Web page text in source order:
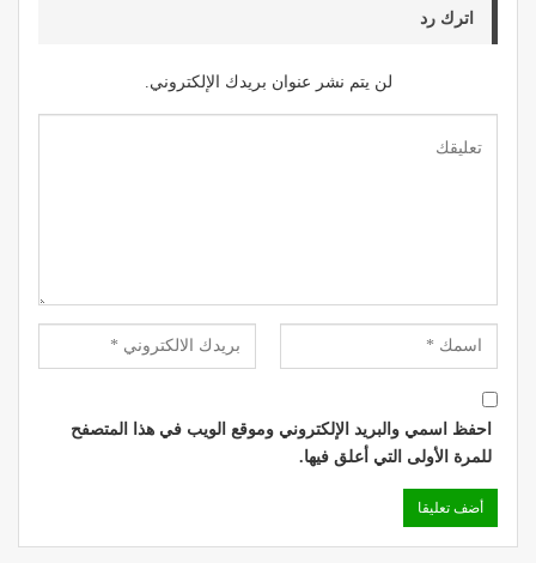
اترك رد
لن يتم نشر عنوان بريدك الإلكتروني.
احفظ اسمي والبريد الإلكتروني وموقع الويب في هذا المتصفح
للمرة الأولى التي أعلق فيها.